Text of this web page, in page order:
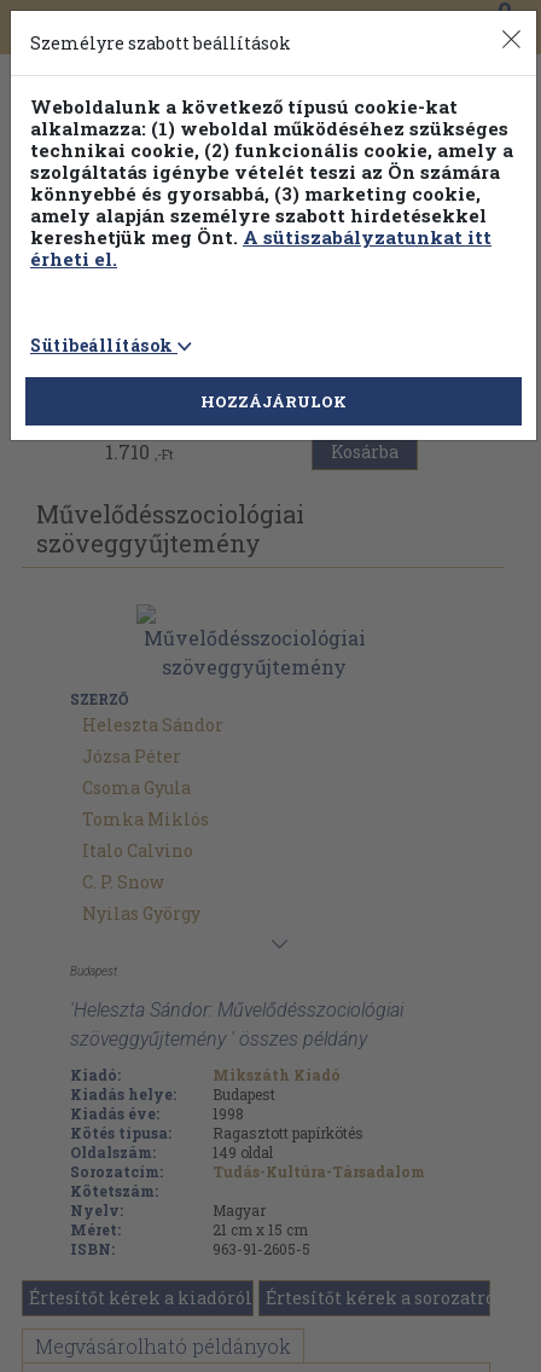
Toggle
navigation
0
Vissza az előző oldalra
1.710 ,-Ft Kosárba
Művelődésszociológiai
szöveggyűjtemény
SZERZŐ
Heleszta Sándor
Józsa Péter
Csoma Gyula
Tomka Miklós
Italo Calvino
C. P. Snow
Nyilas György
Budapest
'Heleszta Sándor: Művelődésszociológiai
szöveggyűjtemény ' összes példány
Kiadó:
Mikszáth Kiadó
Kiadás helye:
Budapest
Kiadás éve:
1998
Kötés típusa:
Ragasztott papírkötés
Oldalszám:
149 oldal
Sorozatcím:
Tudás-Kultúra-Társadalom
Kötetszám:
Nyelv:
Magyar
Méret:
21 cm x 15 cm
ISBN:
963-91-2605-5
Értesítőt kérek a kiadóról Értesítőt kérek a sorozatról
Megvásárolható példányok
Személyre szabott beállítások
Weboldalunk a következő típusú cookie-kat
alkalmazza: (1) weboldal működéséhez szükséges
technikai cookie, (2) funkcionális cookie, amely a
szolgáltatás igénybe vételét teszi az Ön számára
könnyebbé és gyorsabbá, (3) marketing cookie,
amely alapján személyre szabott hirdetésekkel
kereshetjük meg Önt. A sütiszabályzatunkat itt
érheti el.
Sütibeállítások
HOZZÁJÁRULOK